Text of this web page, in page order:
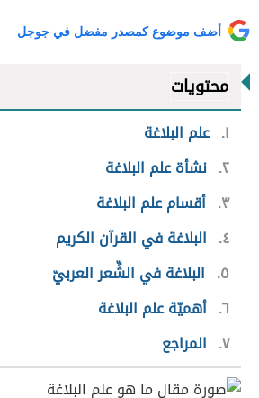
أضف موضوع كمصدر مفضل في جوجل
محتويات
١ علم البلاغة
٢ نشأة علم البلاغة
٣ أقسام علم البلاغة
٤
البلاغة في القرآن الكريم
٥
البلاغة في الشِّعر العربيّ
٦ أهميّة علم البلاغة
٧ المراجع